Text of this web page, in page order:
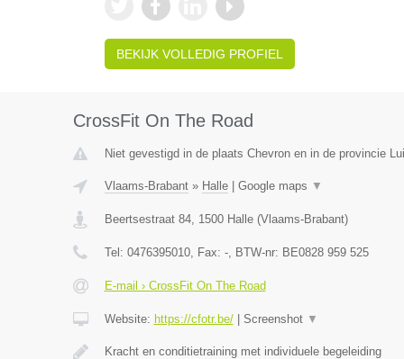
BEKIJK VOLLEDIG PROFIEL
CrossFit On The Road
Niet gevestigd in de plaats Chevron en in de provincie
Vlaams-Brabant» Halle| Google maps ▼
Beertsestraat 84, 1500 Halle(Vlaams-Brabant)
Tel: 0476395010, Fax: -, BTW-nr: BE0828 959 525
E-mail › CrossFit On The Road
Website: https://cfotr.be/| Screenshot ▼
Kracht en conditietraining met individuele begeleiding